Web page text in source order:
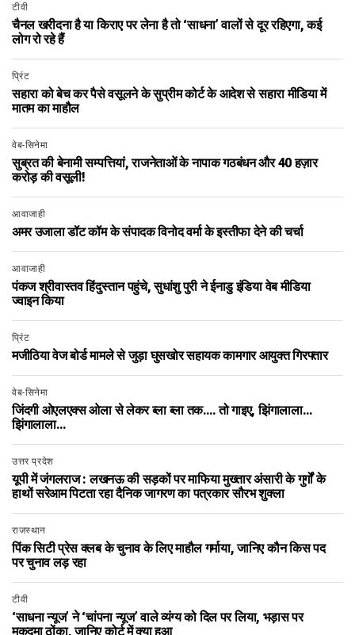
टीवी
चैनल खरीदना है या किराए पर लेना है तो ‘साधना’ वालों से दूर रहिएगा, कई
लोग रो रहे हैं
प्रिंट
सहारा को बेच कर पैसे वसूलने के सुप्रीम कोर्ट के आदेश से सहारा मीडिया में
मातम का माहौल
वेब-सिनेमा
सुब्रत की बेनामी सम्पत्तियां, राजनेताओं के नापाक गठबंधन और 40 हज़ार
करोड़ की वसूली!
आवाजाही
अमर उजाला डॉट कॉम के संपादक विनोद वर्मा के इस्तीफा देने की चर्चा
आवाजाही
पंकज श्रीवास्तव हिंदुस्तान पहुंचे, सुधांशु पुरी ने ईनाडु इंडिया वेब मीडिया
ज्वाइन किया
प्रिंट
मजीठिया वेज बोर्ड मामले से जुड़ा घुसखोर सहायक कामगार आयुक्त गिरफ्तार
वेब-सिनेमा
जिंदगी ओएलएक्स ओला से लेकर ब्ला ब्ला तक…. तो गाइए, झिंगालाला…
झिंगालाला…
उत्तर प्रदेश
यूपी में जंगलराज : लखनऊ की सड़कों पर माफिया मुख्तार अंसारी के गुर्गों के
हाथों सरेआम पिटता रहा दैनिक जागरण का पत्रकार सौरभ शुक्ला
राजस्थान
पिंक सिटी प्रेस क्लब के चुनाव के लिए माहौल गर्माया, जानिए कौन किस पद
पर चुनाव लड़ रहा
टीवी
‘साधना न्यूज’ ने ‘चांपना न्यूज’ वाले व्यंग्य को दिल पर लिया, भड़ास पर